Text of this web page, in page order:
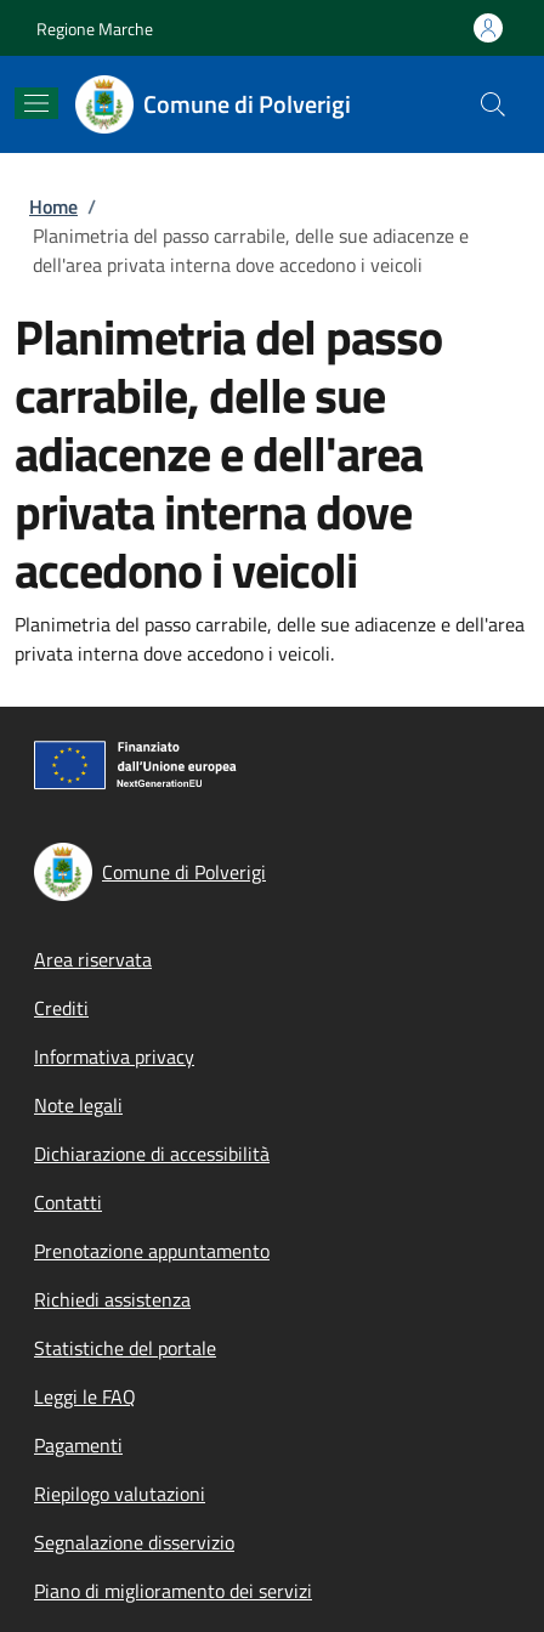
Regione Marche
Comune di Polverigi
Briciole di pane
Home /
Planimetria del passo carrabile, delle sue adiacenze e
dell'area privata interna dove accedono i veicoli
Planimetria del passo
carrabile, delle sue
adiacenze e dell'area
privata interna dove
accedono i veicoli
Planimetria del passo carrabile, delle sue adiacenze e dell'area
privata interna dove accedono i veicoli.
Comune di Polverigi
Footer menu
Area riservata
Crediti
Informativa privacy
Note legali
Dichiarazione di accessibilità
Contatti
Prenotazione appuntamento
Richiedi assistenza
Statistiche del portale
Leggi le FAQ
Pagamenti
Riepilogo valutazioni
Segnalazione disservizio
Piano di miglioramento dei servizi